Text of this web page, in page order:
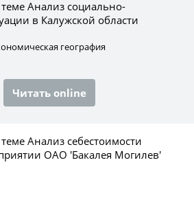
Анализ социально-
в Калужской области
география
Читать online
Анализ себестоимости
ОАО 'Бакалея Могилев'